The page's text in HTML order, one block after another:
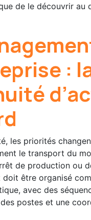
de le découvrir au
:
les priorités
le transport du
de production ou
doit être organisé
avec des
postes et une